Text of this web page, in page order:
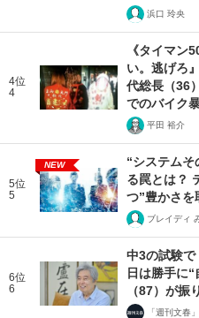
浜口 玲央
4位
4
《タイマン
い。逃げろ
代総長（36
でのバイク
平田 裕介
5位
5
NEW
“システム
る罠とは？
つ”豊かさを
ブレイディ
6位
6
中3の試験で
日は勝手に
（87）が振
「週刊文春